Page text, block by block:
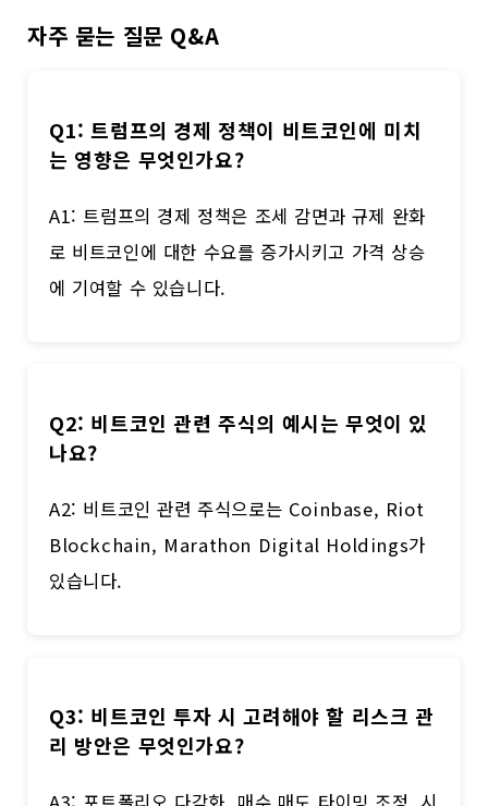
자주 묻는 질문 Q&A
Q1: 트럼프의 경제 정책이 비트코인에 미치
는 영향은 무엇인가요?
A1: 트럼프의 경제 정책은 조세 감면과 규제 완화
로 비트코인에 대한 수요를 증가시키고 가격 상승
에 기여할 수 있습니다.
Q2: 비트코인 관련 주식의 예시는 무엇이 있
나요?
A2: 비트코인 관련 주식으로는 Coinbase, Riot
Blockchain, Marathon Digital Holdings가
있습니다.
Q3: 비트코인 투자 시 고려해야 할 리스크 관
리 방안은 무엇인가요?